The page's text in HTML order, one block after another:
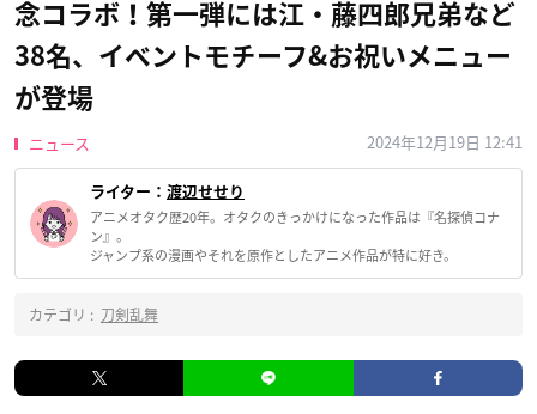
念コラボ！第一弾には江・藤四郎兄弟など
38名、イベントモチーフ&お祝いメニュー
が登場
ニュース 2024年12月19日 12:41
ライター： 渡辺せせり
アニメオタク歴20年。オタクのきっかけになった作品は『名探偵コナ
ン』。
ジャンプ系の漫画やそれを原作としたアニメ作品が特に好き。
カテゴリ : 刀剣乱舞